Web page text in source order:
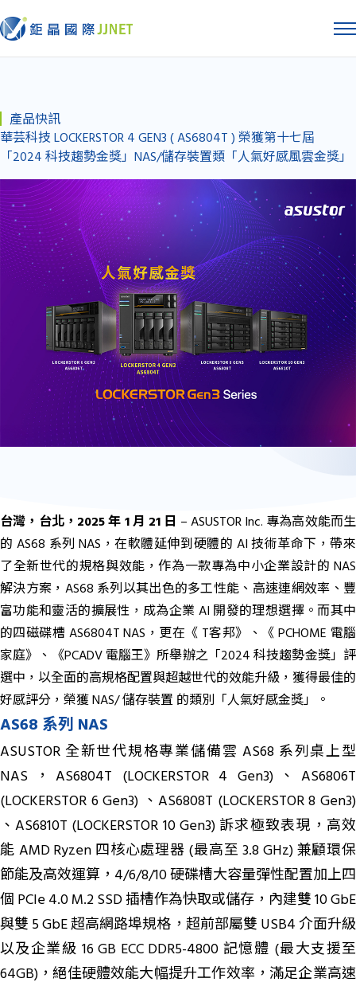
產品快訊
華芸科技 LOCKERSTOR 4 GEN3 ( AS6804T ) 榮獲第十七屆
「2024 科技趨勢金獎」NAS/儲存裝置類「人氣好感風雲金獎」
台灣，台北，2025 年 1 月 21 日 – ASUSTOR Inc. 專為高效能而生
的 AS68 系列 NAS，在軟體延伸到硬體的 AI 技術革命下，帶來
了全新世代的規格與效能，作為一款專為中小企業設計的 NAS
解決方案，AS68 系列以其出色的多工性能、高速連網效率、豐
富功能和靈活的擴展性，成為企業 AI 開發的理想選擇。而其中
的四磁碟槽 AS6804T NAS，更在《 T客邦》、《 PCHOME 電腦
家庭》、《PCADV 電腦王》所舉辦之「2024 科技趨勢金獎」評
選中，以全面的高規格配置與超越世代的效能升級，獲得最佳的
好感評分，榮獲 NAS/ 儲存裝置 的類別「人氣好感金獎」。
AS68 系列 NAS
ASUSTOR 全新世代規格專業儲備雲 AS68 系列桌上型
NAS，AS6804T (LOCKERSTOR 4 Gen3)、AS6806T
(LOCKERSTOR 6 Gen3) 、AS6808T (LOCKERSTOR 8 Gen3)
、AS6810T (LOCKERSTOR 10 Gen3) 訴求極致表現，高效
能 AMD Ryzen 四核心處理器 (最高至 3.8 GHz) 兼顧環保
節能及高效運算，4/6/8/10 硬碟槽大容量彈性配置加上四
個 PCIe 4.0 M.2 SSD 插槽作為快取或儲存，內建雙 10 GbE
與雙 5 GbE 超高網路埠規格，超前部屬雙 USB4 介面升級
以及企業級 16 GB ECC DDR5-4800 記憶體 (最大支援至
64GB)，絕佳硬體效能大幅提升工作效率，滿足企業高速